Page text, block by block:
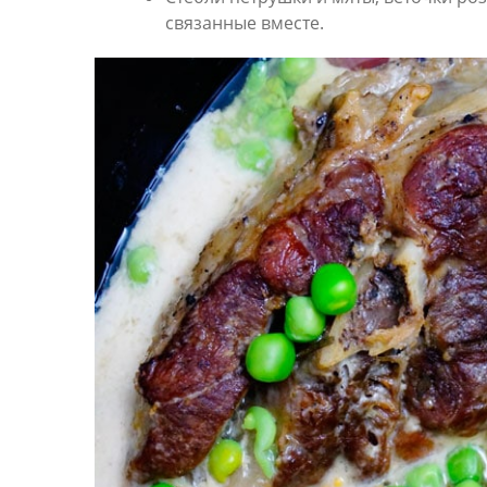
связанные вместе.